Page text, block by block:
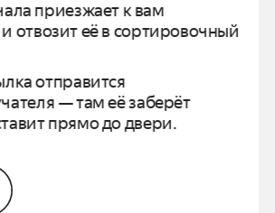
приезжает к вам
отвозитеё в сортировочный
отправится
—там её заберёт
прямо до двери.